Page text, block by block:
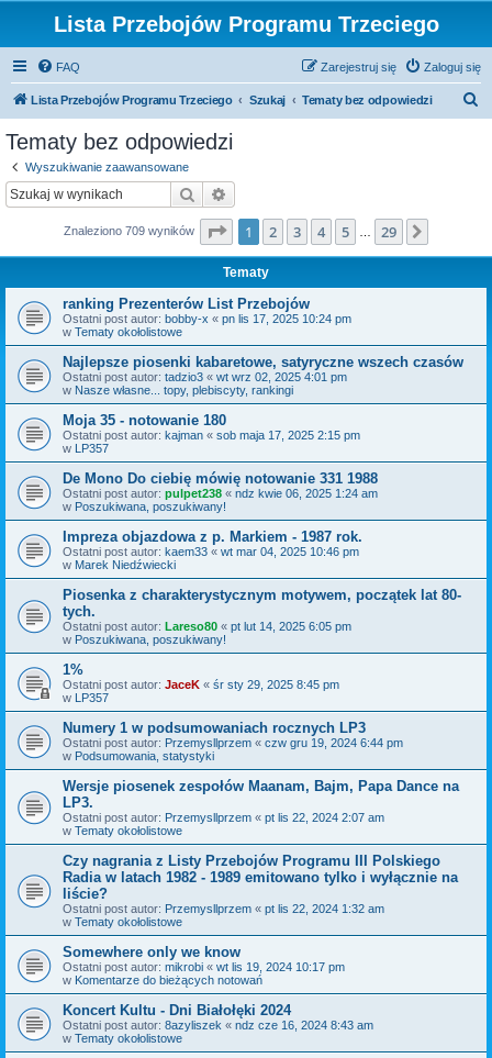
Lista Przebojów Programu Trzeciego
FAQ Zaloguj się
Zarejestruj się
Lista Przebojów Programu Trzeciego Szukaj Tematy bez odpowiedzi
Tematy bez odpowiedzi
Wyszukiwanie zaawansowane
Szukaj
Znaleziono 709 wyników Strona z29
1 2 3 4 5 29
Tematy
ranking Prezenterów List Przebojów
Ostatni post autor: bobby-x « pn lis 17, 2025 10:24 pm
w Tematy okołolistowe
Najlepsze piosenki kabaretowe, satyryczne wszech czasów
Ostatni post autor: tadzio3 « wt wrz 02, 2025 4:01 pm
w Nasze własne... topy, plebiscyty, rankingi
Moja 35 - notowanie 180
Ostatni post autor: kajman « sob maja 17, 2025 2:15 pm
w LP357
De Mono Do ciebię mówię notowanie 331 1988
Ostatni post autor: pulpet238 « ndz kwie 06, 2025 1:24 am
w Poszukiwana, poszukiwany!
Impreza objazdowa z p. Markiem - 1987 rok.
Ostatni post autor: kaem33 « wt mar 04, 2025 10:46 pm
w Marek Niedźwiecki
Piosenka z charakterystycznym motywem, początek lat 80-
tych.
Ostatni post autor: Lareso80 « pt lut 14, 2025 6:05 pm
w Poszukiwana, poszukiwany!
1%
Ostatni post autor: JaceK « śr sty 29, 2025 8:45 pm
w LP357
Numery 1 w podsumowaniach rocznych LP3
Ostatni post autor: Przemysllprzem « czw gru 19, 2024 6:44 pm
w Podsumowania, statystyki
Wersje piosenek zespołów Maanam, Bajm, Papa Dance na
LP3.
Ostatni post autor: Przemysllprzem « pt lis 22, 2024 2:07 am
w Tematy okołolistowe
Czy nagrania z Listy Przebojów Programu III Polskiego
Radia w latach 1982 - 1989 emitowano tylko i wyłącznie na
liście?
Ostatni post autor: Przemysllprzem « pt lis 22, 2024 1:32 am
w Tematy okołolistowe
Somewhere only we know
Ostatni post autor: mikrobi « wt lis 19, 2024 10:17 pm
w Komentarze do bieżących notowań
Koncert Kultu - Dni Białołęki 2024
Ostatni post autor: 8azyliszek « ndz cze 16, 2024 8:43 am
w Tematy okołolistowe